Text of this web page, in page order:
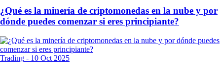
¿Qué es la minería de criptomonedas en la nube y por
dónde puedes comenzar si eres principiante?
Trading - 10 Oct 2025